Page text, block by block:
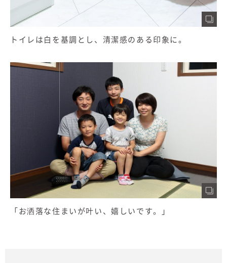
トイレは白を基調とし、清潔感のある印象に。
「お洒落な住まいが叶い、嬉しいです。」